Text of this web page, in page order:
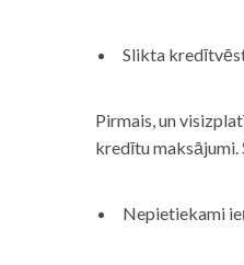
Slikta
Pirmais, un
kredītu maksājumi.
Nepietiekami